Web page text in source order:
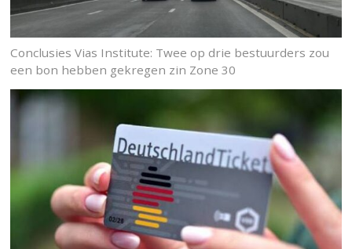
Conclusies Vias Institute: Twee op drie bestuurders zou
een bon hebben gekregen zin Zone 30